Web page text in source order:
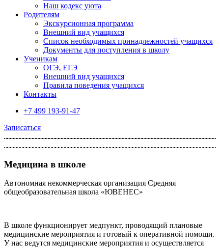
Наш кодекс уюта
Родителям
Экскурсионная программа
Внешний вид учащихся
Список необходимых принадлежностей учащихся
Документы для поступления в школу
Ученикам
ОГЭ, ЕГЭ
Внешний вид учащихся
Правила поведения учащихся
Контакты
+7 499 193-91-47
Записаться
Медицина в школе
Автономная некоммерческая организация Cредняя
общеобразовательная школа «ЮВЕНЕС»
В школе функционирует медпункт, проводящий плановые
медицинские мероприятия и готовый к оперативной помощи.
У нас ведутся медицинские мероприятия и осуществляется